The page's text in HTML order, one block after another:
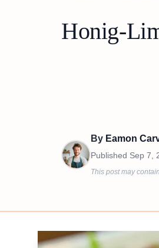
Honig-
By Eamon
Published Sep 7,
This post may